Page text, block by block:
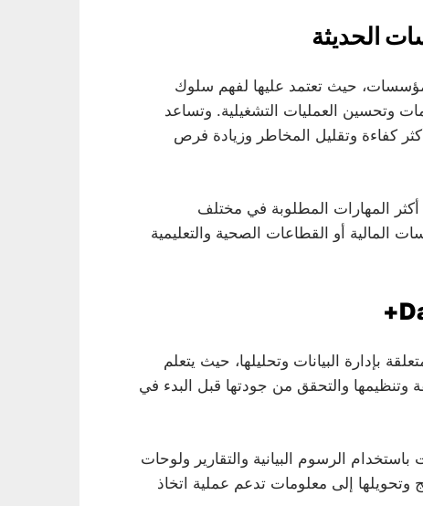
الحديثة
حيث تعتمد عليها لفهم سلوك
وتحسين العمليات التشغيلية. وتساعد
كفاءة وتقليل المخاطر وزيادة فرص
المهارات المطلوبة في مختلف
المالية أو القطاعات الصحية والتعليمية
بإدارة البيانات وتحليلها، حيث يتعلم
وتنظيمها والتحقق من جودتها قبل البدء في
الرسوم البيانية والتقارير ولوحات
وتحويلها إلى معلومات تدعم عملية اتخاذ